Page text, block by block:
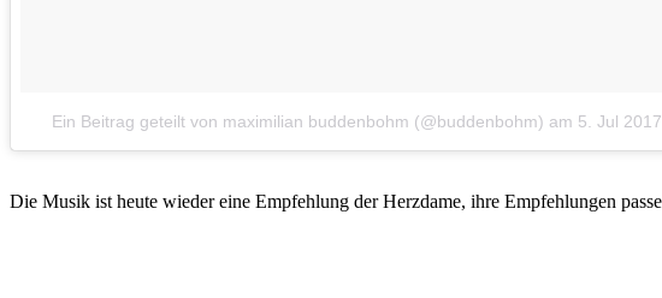
Ein Beitrag geteilt von maximilian buddenbohm (@buddenbohm) am 5. Jul
Die Musik ist heute wieder eine Empfehlung der Herzdame, ihre Empfehlungen